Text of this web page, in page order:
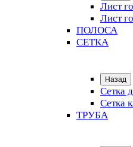
Лист
Лист
ПОЛОСА
СЕТКА
Назад
Сетка
Сетка
ТРУБА